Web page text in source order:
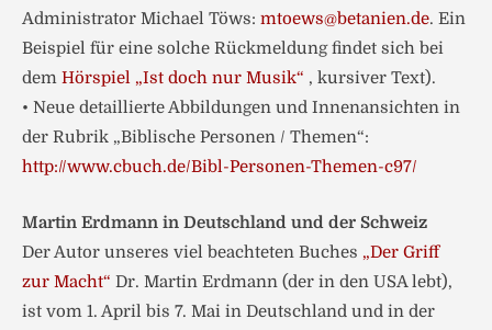
Administrator Michael Töws: mtoews@betanien.de. Ein
Beispiel für eine solche Rückmeldung findet sich bei
dem Hörspiel „Ist doch nur Musik“ , kursiver Text).
• Neue detaillierte Abbildungen und Innenansichten in
der Rubrik „Biblische Personen / Themen“:
http://www.cbuch.de/Bibl-Personen-Themen-c97/
Martin Erdmann in Deutschland und der Schweiz
Der Autor unseres viel beachteten Buches „Der Griff
zur Macht“ Dr. Martin Erdmann (der in den USA lebt),
ist vom 1. April bis 7. Mai in Deutschland und in der